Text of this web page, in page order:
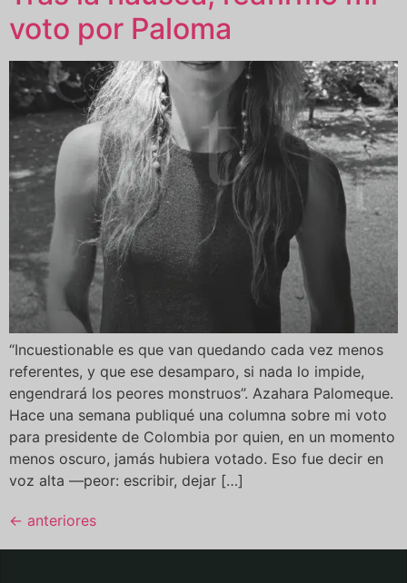
voto por Paloma
“Incuestionable es que van quedando cada vez menos
referentes, y que ese desamparo, si nada lo impide,
engendrará los peores monstruos”. Azahara Palomeque.
Hace una semana publiqué una columna sobre mi voto
para presidente de Colombia por quien, en un momento
menos oscuro, jamás hubiera votado. Eso fue decir en
voz alta —peor: escribir, dejar […]
← anteriores